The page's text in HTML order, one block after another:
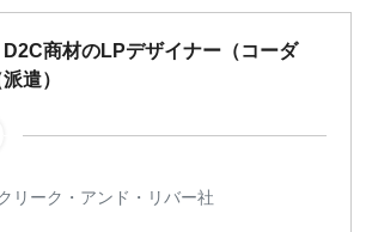
D2C商材のLPデザイナー（コーダ
遣）
リーク・アンド・リバー社